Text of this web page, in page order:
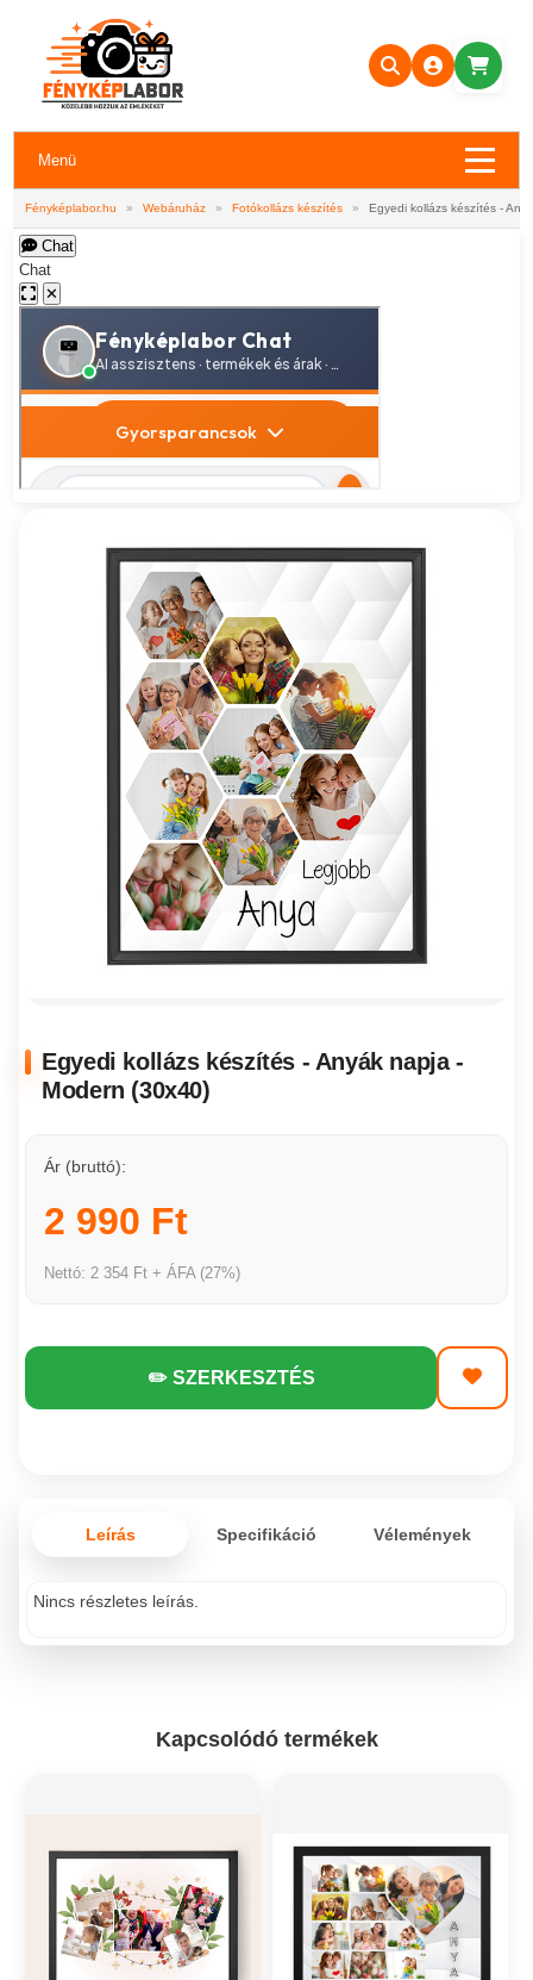
Menü
Fényképlabor.hu » Webáruház » Fotókollázs készítés » Egyedi kollázs készítés -
Chat
Chat
✕
Egyedi kollázs készítés - Anyák napja -
Modern (30x40)
Ár (bruttó):
2 990 Ft
Nettó: 2 354 Ft + ÁFA (27%)
✏️ SZERKESZTÉS
Leírás Specifikáció Vélemények
Nincs részletes leírás.
Kapcsolódó termékek